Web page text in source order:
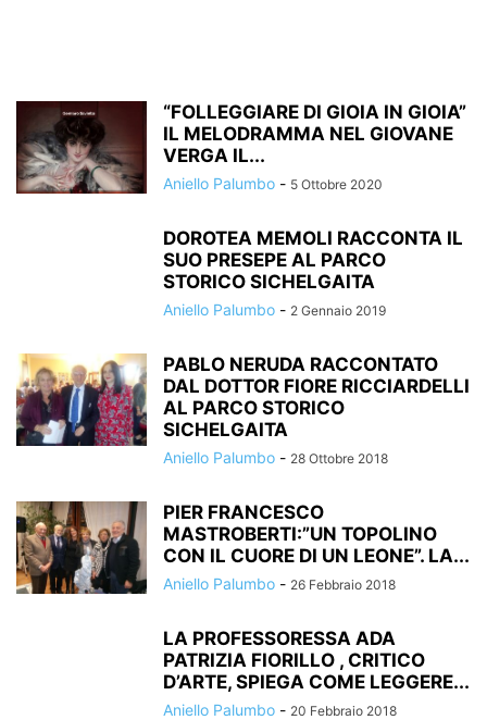
“FOLLEGGIARE DI GIOIA IN GIOIA”
IL MELODRAMMA NEL GIOVANE
VERGA IL...
Aniello Palumbo - 5 Ottobre 2020
DOROTEA MEMOLI RACCONTA IL
SUO PRESEPE AL PARCO
STORICO SICHELGAITA
Aniello Palumbo - 2 Gennaio 2019
PABLO NERUDA RACCONTATO
DAL DOTTOR FIORE RICCIARDELLI
AL PARCO STORICO
SICHELGAITA
Aniello Palumbo - 28 Ottobre 2018
PIER FRANCESCO
MASTROBERTI:”UN TOPOLINO
CON IL CUORE DI UN LEONE”. LA...
Aniello Palumbo - 26 Febbraio 2018
LA PROFESSORESSA ADA
PATRIZIA FIORILLO , CRITICO
D’ARTE, SPIEGA COME LEGGERE...
Aniello Palumbo - 20 Febbraio 2018